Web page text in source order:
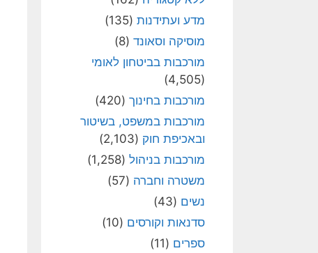
מדע ועתידנות (135)
מוסיקה וסאונד (8)
מורכבות בביטחון לאומי
(4,505)
מורכבות בחינוך (420)
מורכבות במשפט, בשיטור
ובאכיפת חוק (2,103)
מורכבות בניהול (1,258)
משטרה וחברה (57)
נשים (43)
סדנאות וקורסים (10)
ספרים (11)